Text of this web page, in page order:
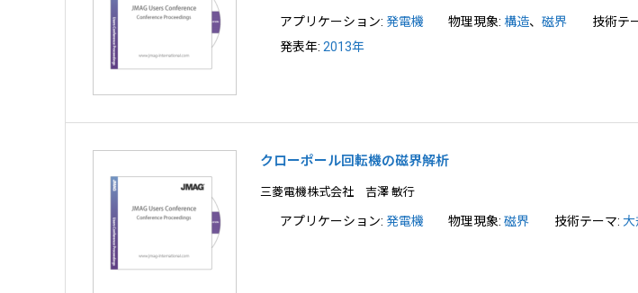
アプリケーション: 発電機 物理現象: 構造、磁界 技術テ
発表年: 2013年
クローポール回転機の磁界解析
三菱電機株式会社 吉澤 敏行
アプリケーション: 発電機 物理現象:磁界 技術テーマ: 大